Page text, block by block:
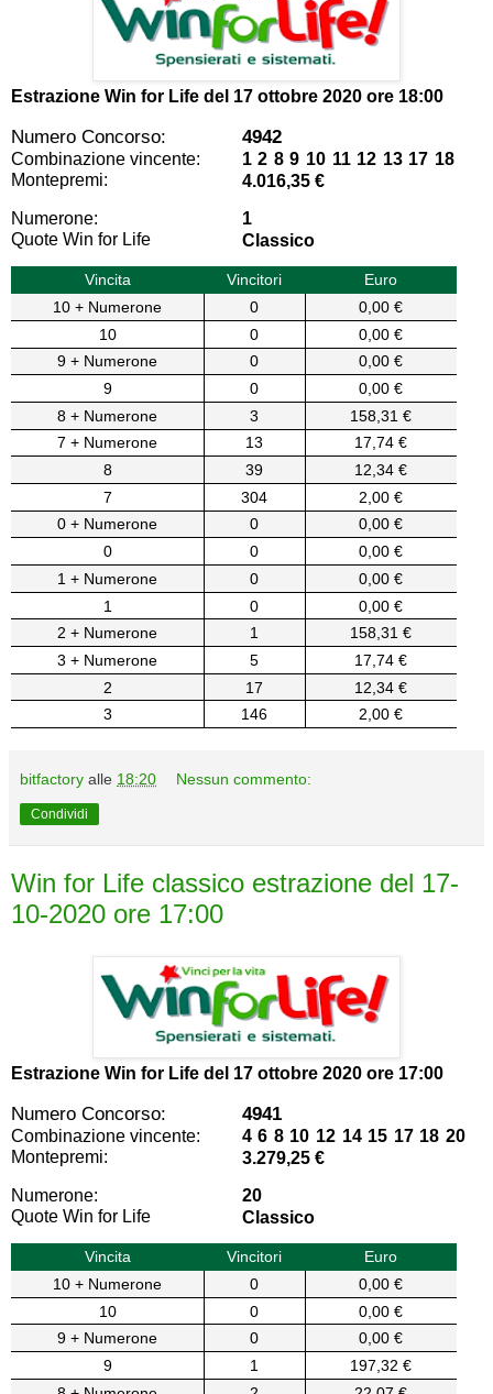
Estrazione Win for Life del 17 ottobre 2020 ore 18:00
Numero Concorso: 4942
Combinazione vincente:
1 2 8 9 10 11 12 13 17 18
Montepremi:
4.016,35 €
Numerone:
1
Quote Win for Life
Classico
Vincita Vincitori
Euro
10 + Numerone
0
0,00 €
10
0
0,00 €
9 + Numerone
0
0,00 €
9
0
0,00 €
8 + Numerone
3
158,31 €
7 + Numerone
13
17,74 €
8
39
12,34 €
7
304
2,00 €
0 + Numerone
0
0,00 €
0
0
0,00 €
1 + Numerone
0
0,00 €
1
0
0,00 €
2 + Numerone
1
158,31 €
3 + Numerone
5
17,74 €
2
17
12,34 €
3
146 2,00 €
bitfactory alle 18:20 Nessun commento:
Condividi
Win for Life classico estrazione del 17-
10-2020 ore 17:00
Estrazione Win for Life del 17 ottobre 2020 ore 17:00
Numero Concorso: 4941
Combinazione vincente:
4 6 8 10 12 14 15 17 18 20
Montepremi:
3.279,25 €
Numerone:
20
Quote Win for Life
Classico
Vincita Vincitori
Euro
10 + Numerone
0
0,00 €
10
0
0,00 €
9 + Numerone
0
0,00 €
9
1
197,32 €